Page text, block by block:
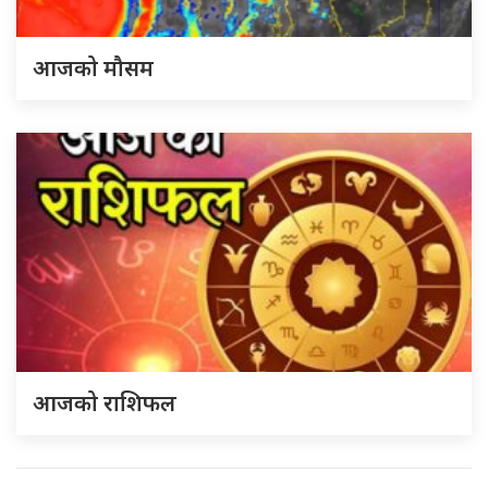
आजको मौसम
आजको राशिफल